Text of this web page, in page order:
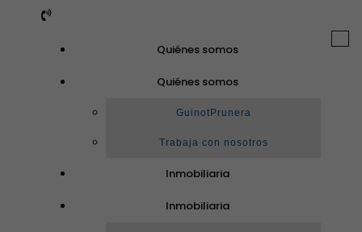
Quiénes somos
Quiénes somos
GuinotPrunera
Trabaja con nosotros
Inmobiliaria
Inmobiliaria